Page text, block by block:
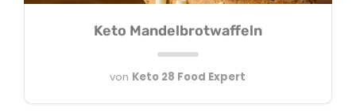
Keto Mandelbrotwaffeln
von Keto 28 Food Expert